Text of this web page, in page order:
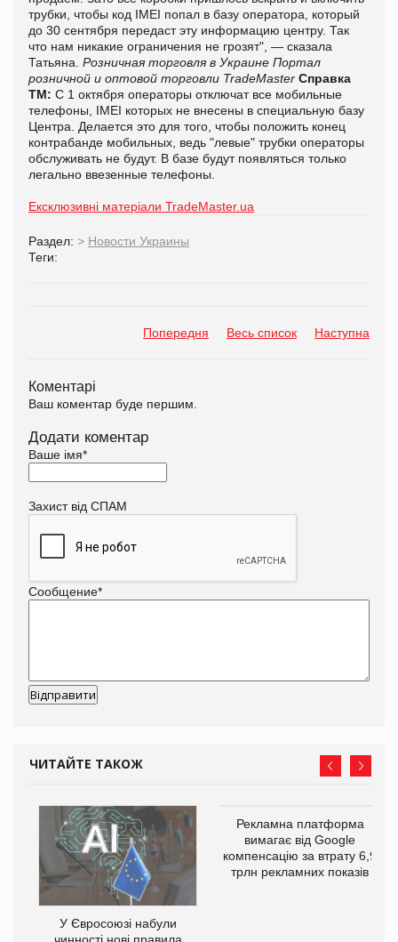
трубки, чтобы код IMEI попал в базу оператора, который
до 30 сентября передаст эту информацию центру. Так
что нам никакие ограничения не грозят", — сказала
Татьяна. Розничная торговля в Украине Портал
розничной и оптовой торговли TradeMaster Справка
ТМ: С 1 октября операторы отключат все мобильные
телефоны, IMEI которых не внесены в специальную базу
Центра. Делается это для того, чтобы положить конец
контрабанде мобильных, ведь "левые" трубки операторы
обслуживать не будут. В базе будут появляться только
легально ввезенные телефоны.
Ексклюзивні матеріали TradeMaster.ua
Раздел: > Новости Украины
Теги:
Попередня Весь список Наступна
Коментарі
Ваш коментар буде першим.
Додати коментар
Ваше імя*
Захист від СПАМ
Сообщение*
ЧИТАЙТЕ ТАКОЖ
У Євросоюзі набули
Рекламна платформа
вимагає від Google
компенсацію за втрату 6,9
трлн рекламних показів